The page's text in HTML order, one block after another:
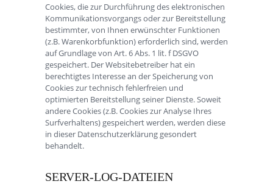
Cookies, die zur Durchführung des elektronischen
Kommunikationsvorgangs oder zur Bereitstellung
bestimmter, von Ihnen erwünschter Funktionen
(z.B. Warenkorbfunktion) erforderlich sind, werden
auf Grundlage von Art. 6 Abs. 1 lit. f DSGVO
gespeichert. Der Websitebetreiber hat ein
berechtigtes Interesse an der Speicherung von
Cookies zur technisch fehlerfreien und
optimierten Bereitstellung seiner Dienste. Soweit
andere Cookies (z.B. Cookies zur Analyse Ihres
Surfverhaltens) gespeichert werden, werden diese
in dieser Datenschutzerklärung gesondert
behandelt.
SERVER-LOG-DATEIEN